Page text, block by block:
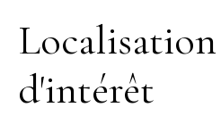
d'intérêt